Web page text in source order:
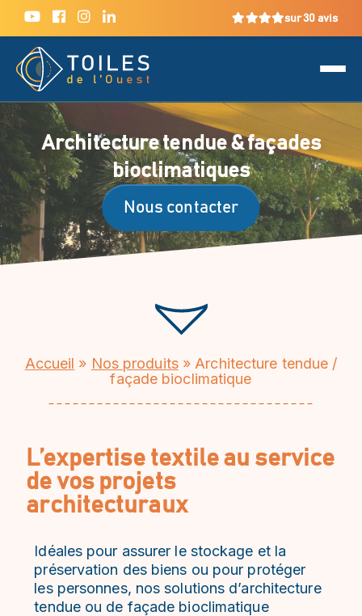
sur 30 avis
Architecture tendue & façades
bioclimatiques
Nous contacter
Accueil » Nos produits» Architecture tendue /
façade bioclimatique
L’expertise textile au service
de vos projets
architecturaux
Idéales pour assurer le stockage et la
préservation des biens ou pour protéger
les personnes, nos solutions d’architecture
tendue ou de façade bioclimatique